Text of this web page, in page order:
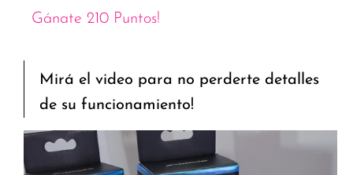
Gánate 210 Puntos!
Mirá el video para no perderte detalles
de su funcionamiento!